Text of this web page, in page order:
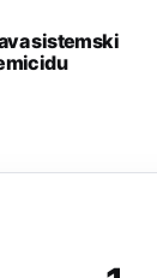
sistemski